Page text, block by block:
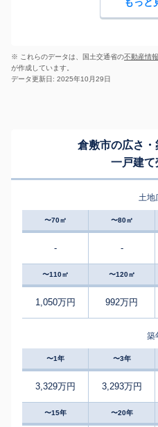
※ これらのデータは、国土交通省の不動産情
が作成しています。
データ更新日: 2025年10月29日
倉敷市の広さ・
一戸建て
土地
〜70㎡ 〜80㎡
- -
〜110㎡ 〜120㎡
1,050万円 992万円
築
〜1年 〜3年
3,329万円 3,293万円
〜15年 〜20年